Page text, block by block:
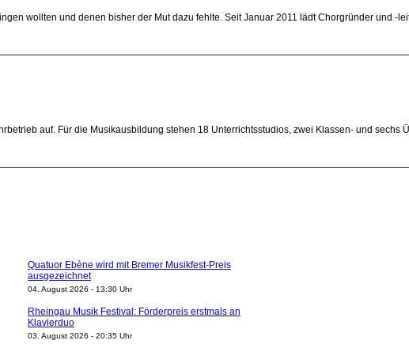
wollten und denen bisher der Mut dazu fehlte. Seit Januar 2011 lädt Chorgründer und -
auf. Für die Musikausbildung stehen 18 Unterrichtsstudios, zwei Klassen- und sechs
Quatuor Ebène wird mit Bremer Musikfest-Preis
ausgezeichnet
04. August 2026 - 13:30 Uhr
Rheingau Musik Festival: Förderpreis erstmals an
Klavierduo
03. August 2026 - 20:35 Uhr